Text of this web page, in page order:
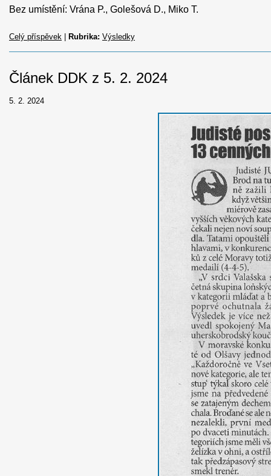
Bez umístění: Vrána P., Golešová D., Miko T.
Celý příspěvek Rubrika: Výsledky
Článek DDK z 5. 2. 2024
5. 2. 2024